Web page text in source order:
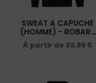
SWEAT A CAPUCHE
(HOMME) - ROBART
PHILIPPE - NOIR -
BCU33B
À partir de 39,99 €